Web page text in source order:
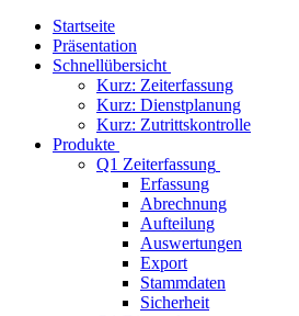
Startseite
Präsentation
Schnellübersicht
Kurz: Zeiterfassung
Kurz: Dienstplanung
Kurz: Zutrittskontrolle
Produkte
Q1 Zeiterfassung
Erfassung
Abrechnung
Aufteilung
Auswertungen
Export
Stammdaten
Sicherheit